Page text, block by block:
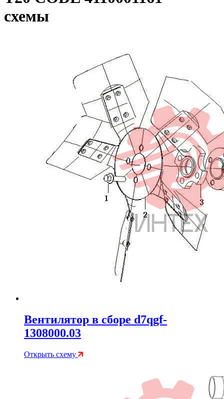
схемы
Вентилятор в сборе d7qgf-
1308000.03
Открыть схему